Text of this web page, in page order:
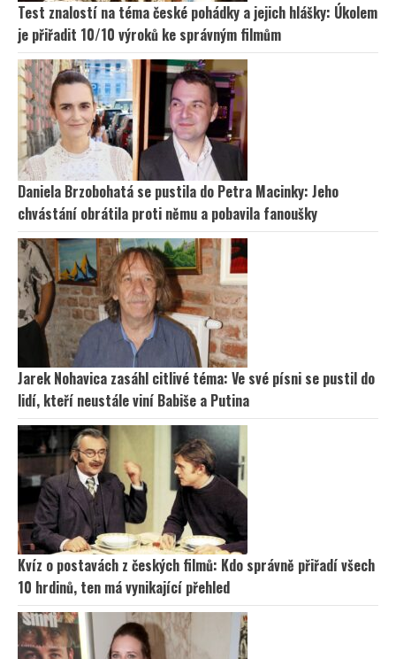
Test znalostí na téma české pohádky a jejich hlášky: Úkolem
je přiřadit 10/10 výroků ke správným filmům
Daniela Brzobohatá se pustila do Petra Macinky: Jeho
chvástání obrátila proti němu a pobavila fanoušky
Jarek Nohavica zasáhl citlivé téma: Ve své písni se pustil do
lidí, kteří neustále viní Babiše a Putina
Kvíz o postavách z českých filmů: Kdo správně přiřadí všech
10 hrdinů, ten má vynikající přehled